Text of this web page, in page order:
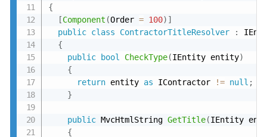
{
[Component (Order = 100) ]
public class ContractorTitleResolver :
{
public
bool CheckType(IEntity entity)
{
return entity as IContractor != null ;
}
public MvcHtmlString GetTitle(IEntity
{